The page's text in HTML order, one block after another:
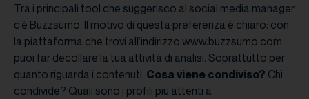
Tra i principali tool che suggerisco al social media manager
c’è Buzzsumo. Il motivo di questa preferenza è chiaro: con
la piattaforma che trovi all’indirizzo www.buzzsumo.com
puoi far decollare la tua attività di analisi. Soprattutto per
quanto riguarda i contenuti. Cosa viene condiviso? Chi
condivide? Quali sono i profili più attenti a